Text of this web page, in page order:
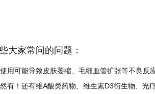
大家常问的问题：
用可能导致皮肤萎缩、毛细血管扩张等不良反应
有！还有维A酸类药物、维生素D3衍生物、光